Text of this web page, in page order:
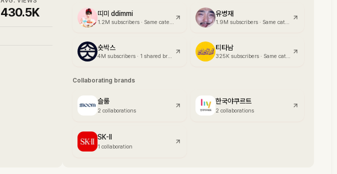
430.5K 띠미 ddimmi
1.2M subscribers · Same category
유병재
1.9M subscribers· Same category
숏박스
4M subscribers · 1 shared brand
티타남
325K subscribers· Same category
Collaborating brands
슬룸
2 collaborations
한국야쿠르트
2 collaborations
SK-II
1 collaboration